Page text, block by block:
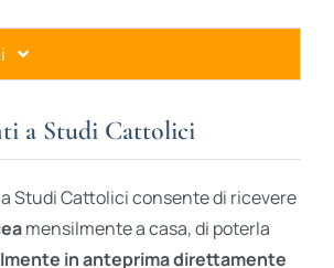
a Studi Cattolici
a Studi Cattolici consente di ricevere
mensilmente a casa, di poterla
in anteprima direttamente